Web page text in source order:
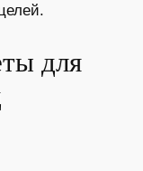
для